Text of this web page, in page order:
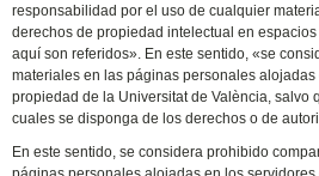
responsabilidad por el uso de cualquier
derechos de propiedad intelectual en
aquí son referidos». En este sentido, «se
materiales en las páginas personales
propiedad de la Universitat de València, salvo
cuales se disponga de los derechos o de
En este sentido, se considera prohibido